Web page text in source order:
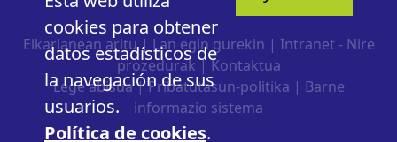
cookies para obtener
datos estadísticos de
la navegación de sus
usuarios.
Política de cookies.
Elkarlanean aritu| Lan egin gurekin | Intranet - Nire
prozedurak|Kontaktua
Lege abisua|Pribatutasun-politika | Barne
informazio sistema